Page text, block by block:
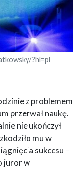
?hl=pl
z problemem
przerwał naukę.
nie ukończył
mu w
sukcesu –
juror w